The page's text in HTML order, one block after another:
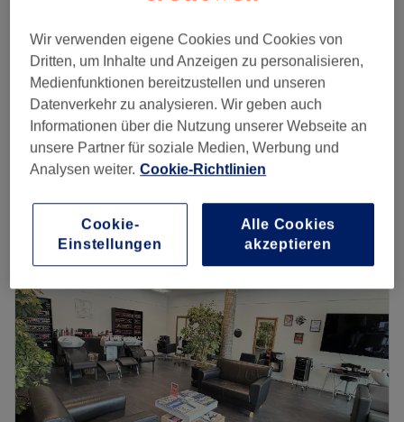
2 Std.
Spare bis zu 5%
Damen - Foliensträhnen
1 Std. 30 Min.
ab 66,50 €
Spare bis zu 5%
Damen - Haubensträhnen
1 Std. 40 Min.
ab 66,50 €
Spare bis zu 5%
Schnellansicht Saloninfos
Montag 09:00–19:00
Dienstag
09:00–19:00
Mittwoch
09:00–19:00
Donnerstag
09:00–19:00
Freitag
Samstag
09:00 –19:30
Sonntag
Geschlossen
Willkommen bei Ihr Friseursalon in Schenefeld. Dieser
Salon bietet erstklassige Friseurbehandlungen mit
Wir verwenden eigene Cookies und Cookies von
Dritten, um Inhalte und Anzeigen zu personalisieren,
Medienfunktionen bereitzustellen und unseren
Datenverkehr zu analysieren. Wir geben auch
Informationen über die Nutzung unserer Webseite an
unsere Partner für soziale Medien, Werbung und
Analysen weiter. Cookie-Richtlinien
Cookie-
Einstellungen
Alle Cookies
akzeptieren